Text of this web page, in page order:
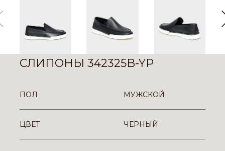
СЛИПОНЫ 342325B-YP
ПОЛ МУЖСКОЙ
ЦВЕТ ЧЕРНЫЙ